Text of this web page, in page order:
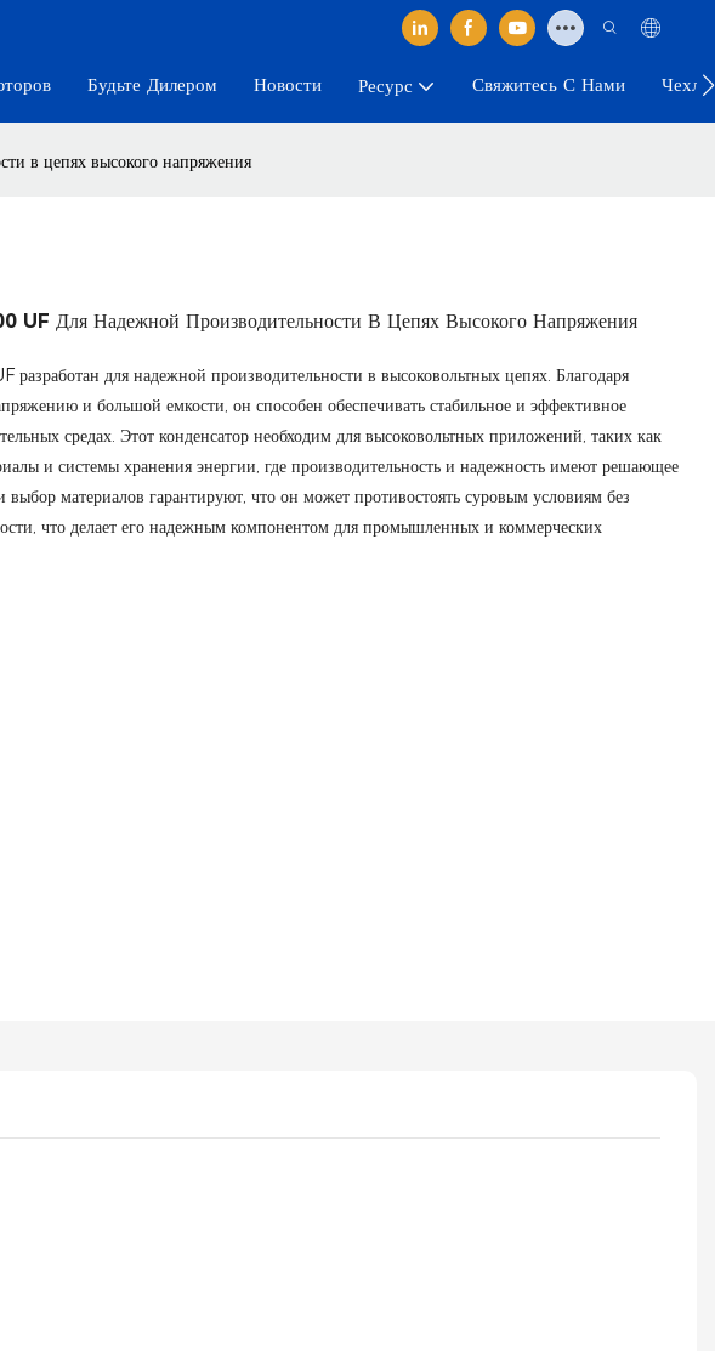
Будьте Дилером Новости Ресурс Свяжитесь С Нами Чехлы
в цепях высокого напряжения
UF Для Надежной Производительности В Цепях Высокого Напряжения
для надежной производительности в высоковольтных цепях. Благодаря
и большой емкости, он способен обеспечивать стабильное и эффективное
средах. Этот конденсатор необходим для высоковольтных приложений, таких как
и системы хранения энергии, где производительность и надежность имеют решающее
выбор материалов гарантируют, что он может противостоять суровым условиям без
что делает его надежным компонентом для промышленных и коммерческих